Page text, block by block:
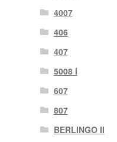
4007
406
407
5008 I
607
807
BERLINGO II